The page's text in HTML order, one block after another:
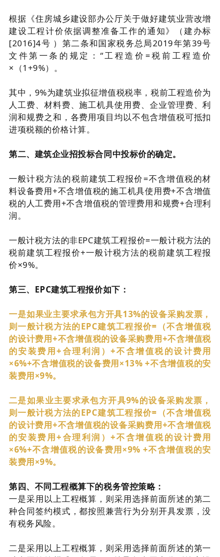
根据《住房城乡建设部办公厅关于做好建筑业营改增
建设工程计价依据调整准备工作的通知》（建办标
[2016]4号 ）第二条和国家税务总局2019年第39号
文件第一条的规定：“工程造价=税前工程造价
×（1+9%）。
其中，9%为建筑业拟征增值税税率，税前工程造价为
人工费、材料费、施工机具使用费、企业管理费、利
润和规费之和，各费用项目均以不包含增值税可抵扣
进项税额的价格计算。
第二、建筑企业招投标合同中投标价的确定。
一般计税方法的税前建筑工程报价=不含增值税的材
料设备费用+不含增值税的施工机具使用费+不含增值
税的人工费用+不含增值税的管理费用和规费+合理利
润。
一般计税方法的非EPC建筑工程报价=一般计税方法的
税前建筑工程报价+一般计税方法的税前建筑工程报
价×9%。
第三、EPC建筑工程报价如下：
一是如果业主要求承包方开具13%的设备采购发票，
则一般计税方法的EPC建筑工程报价=（不含增值税
的设计费用+不含增值税的设备采购费用+不含增值税
的安装费用+合理利润）+不含增值税的设计费用
×6%+不含增值税的设备费用×13% +不含增值税的安
装费用×9%。
二是如果业主要求承包方开具9%的设备采购发票，
则一般计税方法的EPC建筑工程报价=（不含增值税
的设计费用+不含增值税的设备采购费用+不含增值税
的安装费用+合理利润）+不含增值税的设计费用
×6%+不含增值税的设备费用×9% +不含增值税的安
装费用×9%。
第四、不同工程概算下的税务管控策略：
一是采用以上工程概算，则采用选择前面所述的第二
种合同签约模式，都按照兼营行为分别开具发票，没
有税务风险。
二是采用以上工程概算，则采用选择前面所述的第一